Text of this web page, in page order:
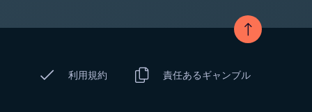
利用規約 責任あるギャンブル